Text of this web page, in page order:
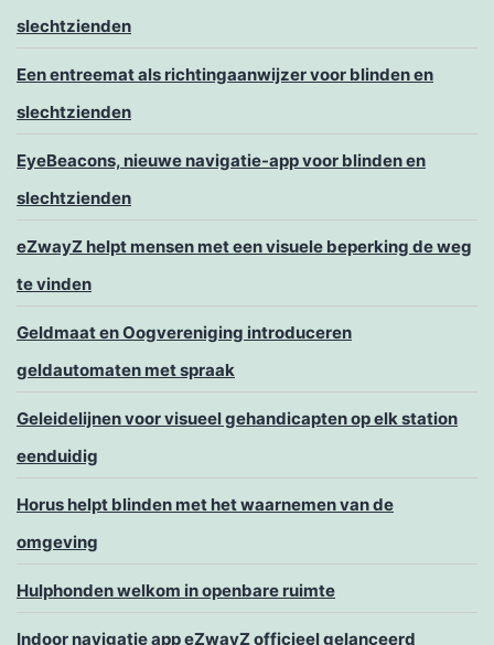
slechtzienden
Een entreemat als richtingaanwijzer voor blinden en
slechtzienden
EyeBeacons, nieuwe navigatie-app voor blinden en
slechtzienden
eZwayZ helpt mensen met een visuele beperking de weg
te vinden
Geldmaat en Oogvereniging introduceren
geldautomaten met spraak
Geleidelijnen voor visueel gehandicapten op elk station
eenduidig
Horus helpt blinden met het waarnemen van de
omgeving
Hulphonden welkom in openbare ruimte
Indoor navigatie app eZwayZ officieel gelanceerd